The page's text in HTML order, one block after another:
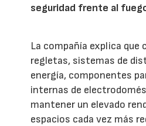
seguridad frente al
La compañía explica que
regletas, sistemas de
energía, componentes
internas de
mantener un elevado
espacios cada vez más